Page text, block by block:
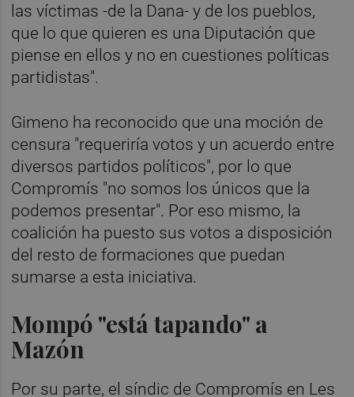
las víctimas -de la Dana- y de los pueblos,
que lo que quieren es una Diputación que
piense en ellos y no en cuestiones políticas
partidistas".
Gimeno ha reconocido que una moción de
censura "requeriría votos y un acuerdo entre
diversos partidos políticos", por lo que
Compromís "no somos los únicos que la
podemos presentar". Por eso mismo, la
coalición ha puesto sus votos a disposición
del resto de formaciones que puedan
sumarse a esta iniciativa.
Mompó "está tapando" a
Mazón
Por su parte, el síndic de Compromís en Les